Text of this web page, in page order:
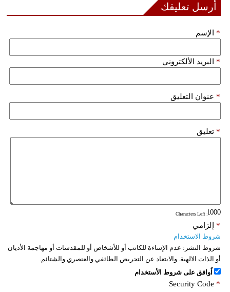
أرسل تعليقك
الإسم *
البريد الألكتروني *
عنوان التعليق *
تعليق *
: Characters Left
إلزامي *
شروط الاستخدام
شروط النشر: عدم الإساءة للكاتب أو للأشخاص أو للمقدسات أو مهاجمة الأديان
أو الذات الالهية. والابتعاد عن التحريض الطائفي والعنصري والشتائم.
اُوافق على شروط الأستخدام
Security Code *